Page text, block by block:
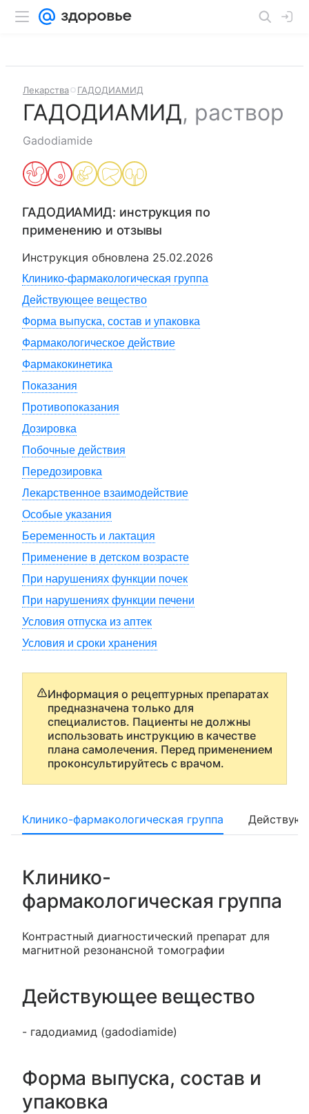
Лекарства ГАДОДИАМИД
ГАДОДИАМИД, раствор
Gadodiamide
ГАДОДИАМИД: инструкция по
применению и отзывы
Инструкция обновлена 25.02.2026
Клинико-фармакологическая группа
Действующее вещество
Форма выпуска, состав и упаковка
Фармакологическое действие
Фармакокинетика
Показания
Противопоказания
Дозировка
Побочные действия
Передозировка
Лекарственное взаимодействие
Особые указания
Беременность и лактация
Применение в детском возрасте
При нарушениях функции почек
При нарушениях функции печени
Условия отпуска из аптек
Условия и сроки хранения
Информация о рецептурных препаратах
предназначена только для
специалистов. Пациенты не должны
использовать инструкцию в качестве
плана самолечения. Перед применением
проконсультируйтесь с врачом.
Клинико-фармакологическая группа
Клинико-
фармакологическая группа
Контрастный диагностический препарат для
магнитной резонансной томографии
Действующее вещество
- гадодиамид (gadodiamide)
Форма выпуска, состав и
упаковка